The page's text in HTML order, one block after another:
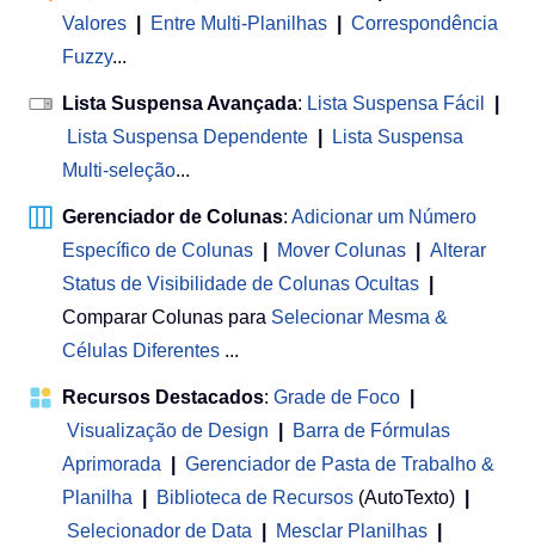
Valores
Entre Multi-Planilhas
Correspondência
Fuzzy...
Lista Suspensa Avançada: Lista Suspensa Fácil
Lista Suspensa Dependente
Lista Suspensa
Multi-seleção...
Gerenciador de Colunas: Adicionar um Número
Específico de Colunas
Mover Colunas
Alterar
Status de Visibilidade de Colunas Ocultas
Comparar Colunas para Selecionar Mesma &
Células Diferentes ...
Recursos Destacados: Grade de Foco
Visualização de Design
Barra de Fórmulas
Aprimorada
Gerenciador de Pasta de Trabalho &
Planilha
Biblioteca de Recursos (AutoTexto)
Selecionador de Data
Mesclar Planilhas